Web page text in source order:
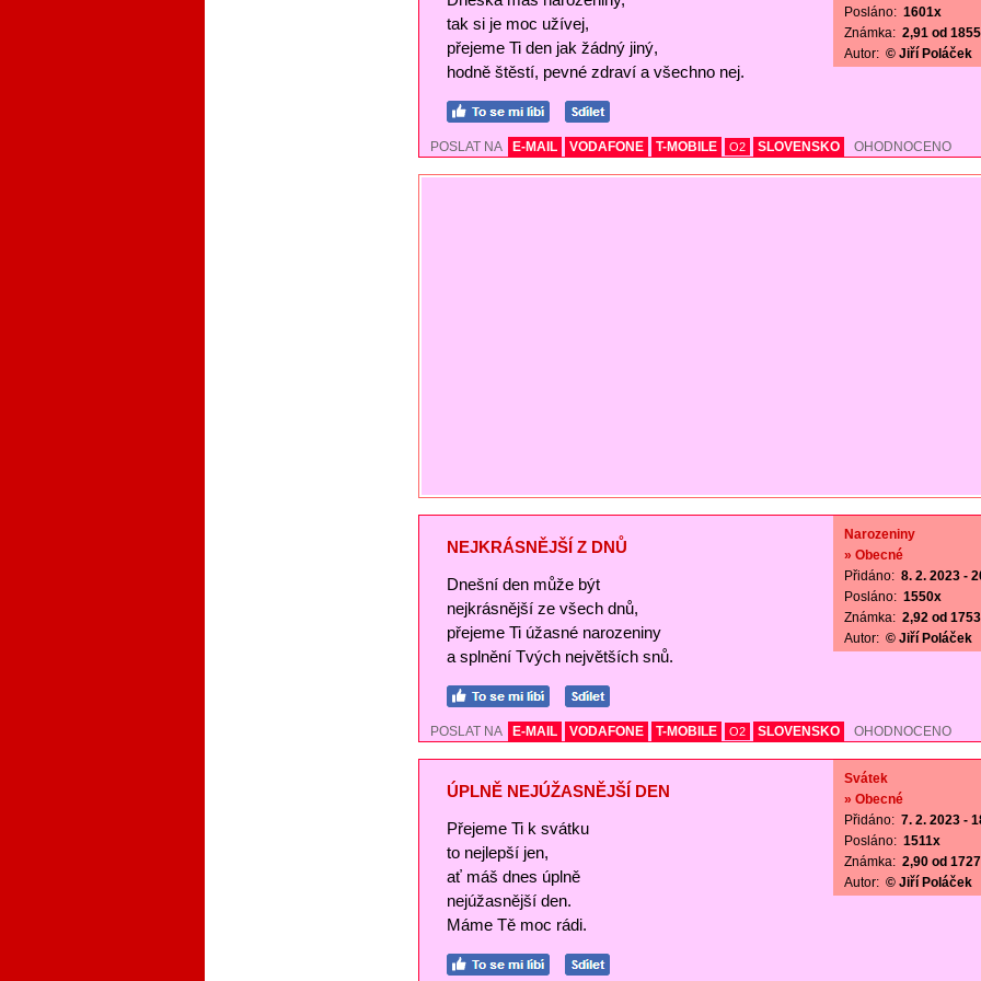
tak si je moc užívej,
přejeme Ti den jak žádný jiný,
hodně štěstí, pevné zdraví a všechno nej.
Posláno: 1601x
Známka: 2,91 od
Autor: © Jiří Poláček
POSLAT NA E-MAIL VODAFONE T-MOBILE O2 SLOVENSKO OHODNOCENO
NEJKRÁSNĚJŠÍ Z DNŮ
Dnešní den může být
nejkrásnější ze všech dnů,
přejeme Ti úžasné narozeniny
a splnění Tvých největších snů.
Narozeniny
» Obecné
Přidáno: 8. 2. 2023 -
Posláno: 1550x
Známka: 2,92 od
Autor: © Jiří Poláček
POSLAT NA E-MAIL VODAFONE T-MOBILE O2 SLOVENSKO OHODNOCENO
ÚPLNĚ NEJÚŽASNĚJŠÍ DEN
Přejeme Ti k svátku
to nejlepší jen,
ať máš dnes úplně
nejúžasnější den.
Máme Tě moc rádi.
Svátek
» Obecné
Přidáno: 7. 2. 2023 -
Posláno: 1511x
Známka: 2,90 od
Autor: © Jiří Poláček